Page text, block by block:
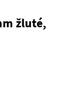
žluté,